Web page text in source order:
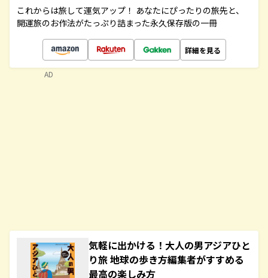
これからは旅して運気アップ！ あなたにぴったりの旅先と、
開運旅のお作法がたっぷり詰まった永久保存版の一冊
詳細を見る
気軽に出かける！大人の男アジアひと
り旅 地球の歩き方編集者がすすめる
最高の楽しみ方
AD